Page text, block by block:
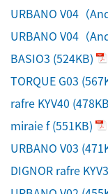
URBANO V04（
URBANO V04（
BASIO3 (524KB)
TORQUE G03
rafre KYV40
miraie f(551KB)
URBANO V03
DIGNOR rafre